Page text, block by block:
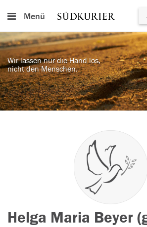
Menü
Wir lassen nur die Hand los,
nicht den Menschen.
Helga Maria Beyer